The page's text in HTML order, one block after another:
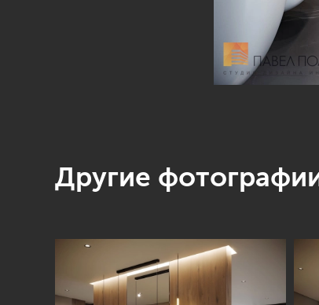
Другие